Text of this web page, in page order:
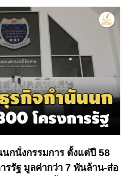
นกนั่งกรรมการ ตั้งแต่ปี 58
รรัฐ มูลค่ากว่า 7 พันล้าน-ส่อ